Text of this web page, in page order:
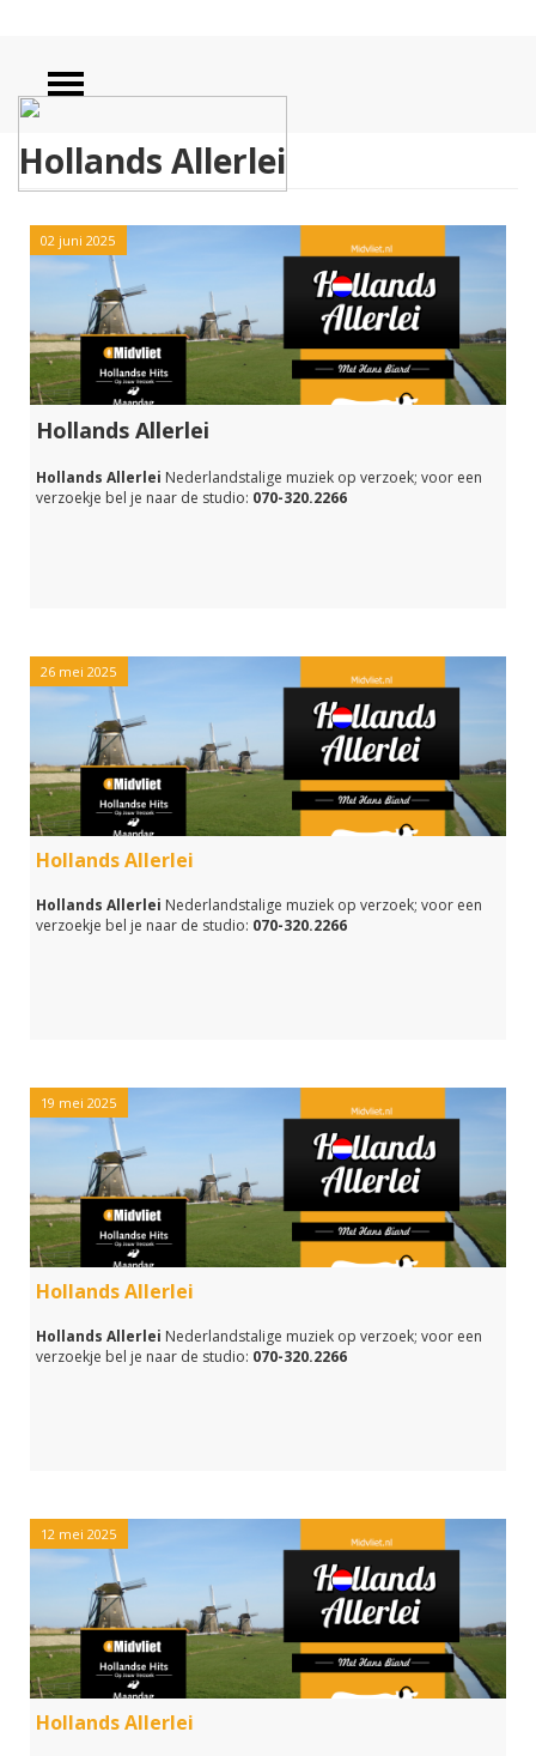
Hollands Allerlei
02 juni 2025
Hollands Allerlei
Hollands Allerlei Nederlandstalige muziek op verzoek; voor een
verzoekje bel je naar de studio: 070-320.2266
26 mei 2025
Hollands Allerlei
Hollands Allerlei Nederlandstalige muziek op verzoek; voor een
verzoekje bel je naar de studio: 070-320.2266
19 mei 2025
Hollands Allerlei
Hollands Allerlei Nederlandstalige muziek op verzoek; voor een
verzoekje bel je naar de studio: 070-320.2266
12 mei 2025
Hollands Allerlei